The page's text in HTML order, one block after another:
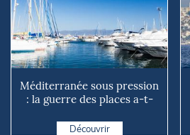
Méditerranée sous pression
: la guerre des places a-t-
Découvrir